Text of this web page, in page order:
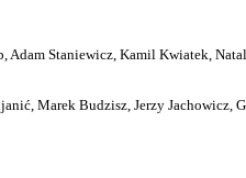
Adam Staniewicz, Kamil Kwiatek,
Marek Budzisz, Jerzy Jachowicz,